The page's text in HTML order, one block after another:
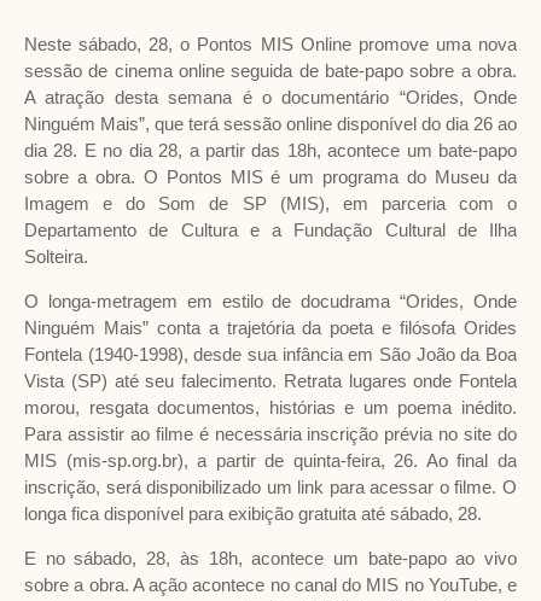
Neste sábado, 28, o Pontos MIS Online promove uma nova
sessão de cinema online seguida de bate-papo sobre a obra.
A atração desta semana é o documentário “Orides, Onde
Ninguém Mais”, que terá sessão online disponível do dia 26 ao
dia 28. E no dia 28, a partir das 18h, acontece um bate-papo
sobre a obra. O Pontos MIS é um programa do Museu da
Imagem e do Som de SP (MIS), em parceria com o
Departamento de Cultura e a Fundação Cultural de Ilha
Solteira.
O longa-metragem em estilo de docudrama “Orides, Onde
Ninguém Mais” conta a trajetória da poeta e filósofa Orides
Fontela (1940-1998), desde sua infância em São João da Boa
Vista (SP) até seu falecimento. Retrata lugares onde Fontela
morou, resgata documentos, histórias e um poema inédito.
Para assistir ao filme é necessária inscrição prévia no site do
MIS (mis-sp.org.br), a partir de quinta-feira, 26. Ao final da
inscrição, será disponibilizado um link para acessar o filme. O
longa fica disponível para exibição gratuita até sábado, 28.
E no sábado, 28, às 18h, acontece um bate-papo ao vivo
sobre a obra. A ação acontece no canal do MIS no YouTube, e